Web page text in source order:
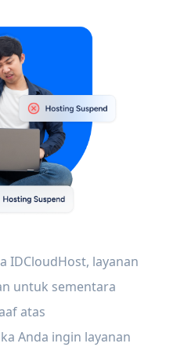
IDCloudHost, layanan
untuk sementara
atas
Anda ingin layanan